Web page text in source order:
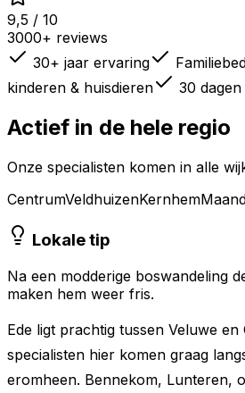
9,5 / 10
3000+ reviews
30+ jaar ervaring
kinderen & huisdieren
30
Actief in de hele regio
Onze specialisten komen in alle
CentrumVeldhuizenKernhem
Lokale tip
Na een modderige boswandeling
maken hem weer fris.
Ede ligt prachtig tussen Veluwe en
specialisten hier komen graag
eromheen. Bennekom, Lunteren,